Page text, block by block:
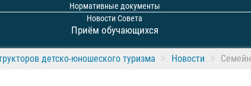
Нормативные документы
Новости Совета
Приём обучающихся
детско-юношеского туризма Новости